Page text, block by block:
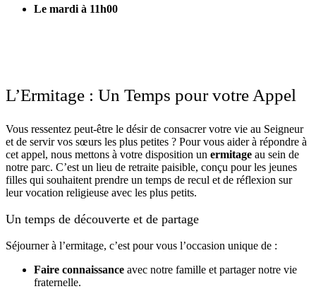
Le mardi à 11h00
L’Ermitage : Un Temps pour votre Appel
Vous ressentez peut-être le désir de consacrer votre vie au Seigneur
et de servir vos sœurs les plus petites ? Pour vous aider à répondre à
cet appel, nous mettons à votre disposition un ermitage au sein de
notre parc. C’est un lieu de retraite paisible, conçu pour les jeunes
filles qui souhaitent prendre un temps de recul et de réflexion sur
leur vocation religieuse avec les plus petits.
Un temps de découverte et de partage
Séjourner à l’ermitage, c’est pour vous l’occasion unique de :
Faire connaissance avec notre famille et partager notre vie
fraternelle.